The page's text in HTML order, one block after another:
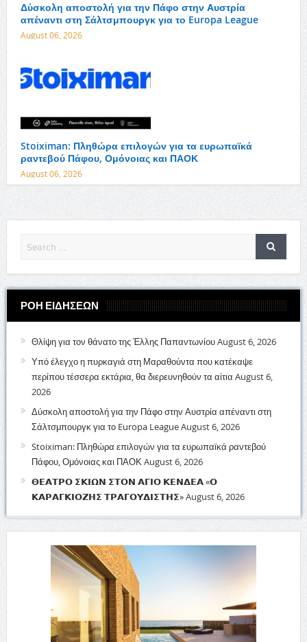
Δύσκολη αποστολή για την Πάφο στην Αυστρία
απέναντι στη Σάλτσμπουργκ για το Europa League
August 06, 2026
Stoiximan: Πληθώρα επιλογών για τα ευρωπαϊκά
ραντεβού Πάφου, Ομόνοιας και ΠΑΟΚ
August 06, 2026
ΡΟΗ ΕΙΔΗΣΕΩΝ
Θλίψη για τον θάνατο της Έλλης ΠαπαντωνίουAugust 6, 2026
Υπό έλεγχο η πυρκαγιά στη Μαραθούντα που κατέκαψε
περίπου τέσσερα εκτάρια, θα διερευνηθούν τα αίτια August 6,
2026
Δύσκολη αποστολή για την Πάφο στην Αυστρία απέναντι στη
Σάλτσμπουργκ για το Europa LeagueAugust 6, 2026
Stoiximan: Πληθώρα επιλογών για τα ευρωπαϊκά ραντεβού
Πάφου, Ομόνοιας και ΠΑΟΚAugust 6, 2026
𝝝𝝚𝝖𝝩𝝦𝝤 𝝨𝝟𝝞𝝮𝝢 𝝨𝝩𝝤𝝢 𝝖𝝘𝝞𝝤 𝝟𝝚𝝢𝝙𝝚𝝖 «𝝤
𝝟𝝖𝝦𝝖𝝘𝝟𝝞𝝤𝝛𝝜𝝨 𝝩𝝦𝝖𝝘𝝤𝝪𝝙𝝞𝝨𝝩𝝜𝝨»August 6, 2026